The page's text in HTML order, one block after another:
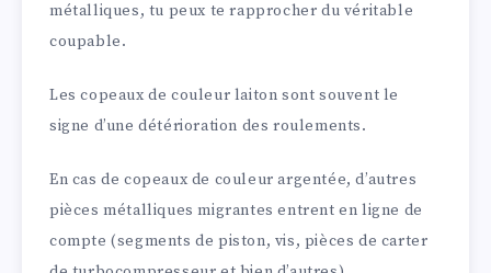
métalliques, tu peux te rapprocher du véritable
coupable.
Les copeaux de couleur laiton sont souvent le
signe d’une détérioration des roulements.
En cas de copeaux de couleur argentée, d’autres
pièces métalliques migrantes entrent en ligne de
compte (segments de piston, vis, pièces de carter